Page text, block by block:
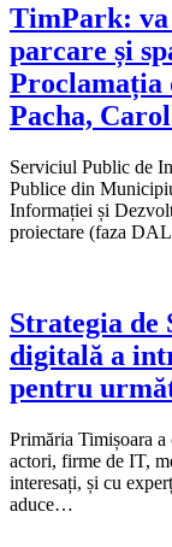
TimPark: va
parcare și
Proclamația
Pacha,
Serviciul Public de
Publice din
Informației și
proiectare (faza
Strategia
digitală a
pentru
Primăria Timișoara
actori, firme de IT,
interesați, și cu
aduce…